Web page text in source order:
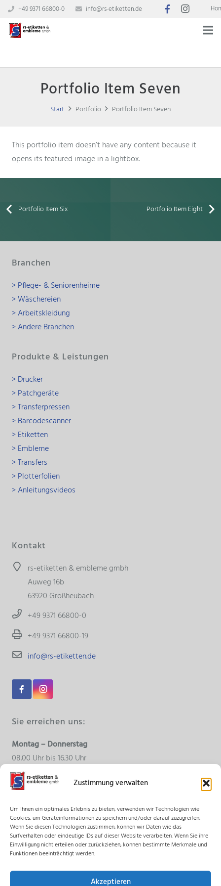
Zustimmung verwalten
Um Ihnen ein optimales Erlebnis zu bieten, verwenden wir Technologien wie
Cookies, um Geräteinformationen zu speichern und/oder darauf zuzugreifen.
Wenn Sie diesen Technologien zustimmen, können wir Daten wie das
Surfverhalten oder eindeutige IDs auf dieser Website verarbeiten. Wenn Sie ihre
Einwilligung nicht erteilen oder zurückziehen, können bestimmte Merkmale und
Funktionen beeinträchtigt werden.
Akzeptieren
+49 9371 66800-0 info@rs-etiketten.de
Portfolio Item Seven
Start Portfolio Portfolio Item Seven
This portfolio item doesn’t have any content because it
opens its featured image in a lightbox.
Portfolio Item Eight
Portfolio Item Six
Branchen
> Pflege- & Seniorenheime
> Wäschereien
> Arbeitskleidung
> Andere Branchen
Produkte & Leistungen
> Drucker
> Patchgeräte
> Transferpressen
> Barcodescanner
> Etiketten
> Embleme
> Transfers
> Plotterfolien
> Anleitungsvideos
Kontakt
rs-etiketten & embleme gmbh
Auweg 16b
63920 Großheubach
+49 9371 66800-0
+49 9371 66800-19
info@rs-etiketten.de
Sie erreichen uns:
Montag – Donnerstag
08.00 Uhr bis 16.30 Uhr
Freitag
© 2018 rs-etiketten & embleme gmbh – Alle Rechte
vorbehalten.
Impressum